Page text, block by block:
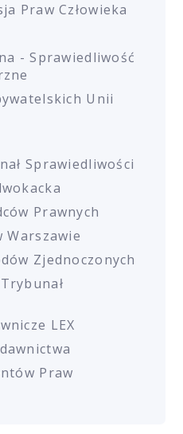
Praw Człowieka
- Sprawiedliwość
Unii
Sprawiedliwości
Prawnych
Zjednoczonych
LEX
Praw